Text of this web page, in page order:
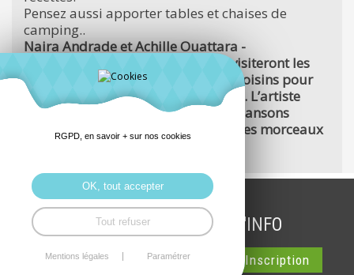
Pensez aussi apporter tables et chaises de
camping..
Naira Andrade et Achille Ouattara -
accompagnés de leurs guitares - visiteront les
rassemblements conviviaux entre voisins pour
un moment de musique voyageuse. L’artiste
franco-bolivienne proposera des chansons
d’Amérique du Sud, le burkinabé des morceaux
afro-jazz-soul…
INSCRIPTION LETTRE D'INFO
RGPD, en savoir + sur nos cookies
OK, tout accepter
Tout refuser
Mentions légales Paramétrer